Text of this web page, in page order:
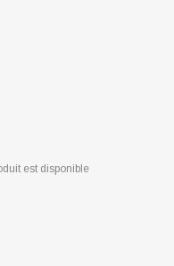
est disponible